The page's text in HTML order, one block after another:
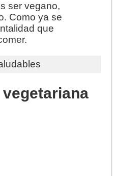
ser vegano,
Como ya se
que